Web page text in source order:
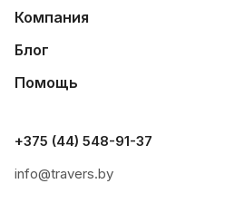
Компания
Блог
Помощь
+375 (44) 548-91-37
info@travers.by